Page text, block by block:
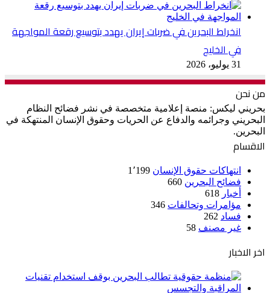
انخراط البحرين في ضربات إيران يهدد بتوسيع رقعة المواجهة
في الخليج
31 يوليو، 2026
من نحن
بحريني ليكس: منصة إعلامية متخصصة في نشر فضائح النظام
البحريني وجرائمه والدفاع عن الحريات وحقوق الإنسان المنتهكة في
البحرين.
الاقسام
انتهاكات حقوق الإنسان 1٬199
فضائح البحرين 660
أخبار 618
مؤامرات وتحالفات 346
فساد 262
غير مصنف 58
اخر الاخبار